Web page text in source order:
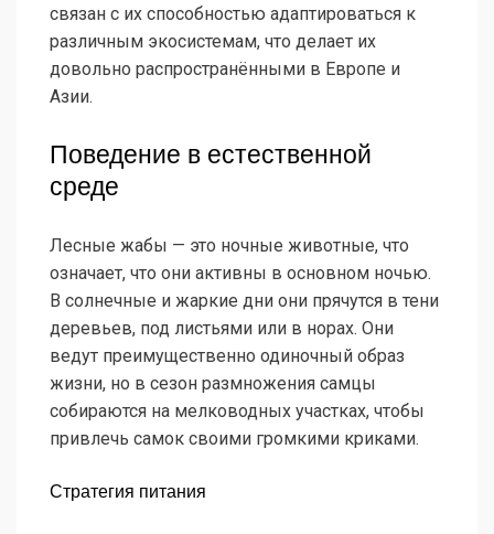
связан с их способностью адаптироваться к
различным экосистемам, что делает их
довольно распространёнными в Европе и
Азии.
Поведение в естественной
среде
Лесные жабы — это ночные животные, что
означает, что они активны в основном ночью.
В солнечные и жаркие дни они прячутся в тени
деревьев, под листьями или в норах. Они
ведут преимущественно одиночный образ
жизни, но в сезон размножения самцы
собираются на мелководных участках, чтобы
привлечь самок своими громкими криками.
Стратегия питания